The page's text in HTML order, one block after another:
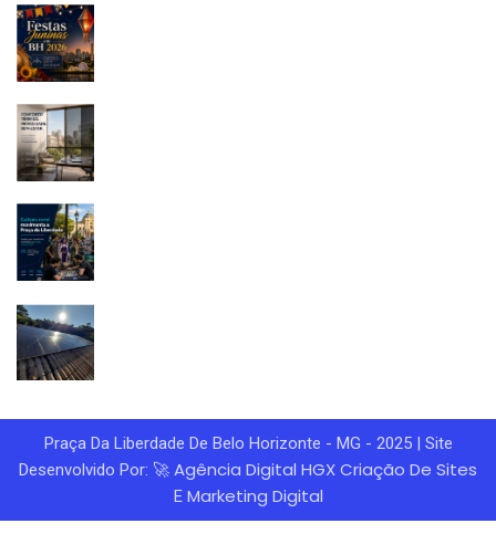
Praça Da Liberdade De Belo Horizonte - MG - 2025 | Site
Desenvolvido Por: 🚀 Agência Digital HGXCriação De Sites
E Marketing Digital